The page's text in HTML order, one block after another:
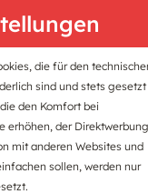
Portal
Kinder
die für den
sind und stets gesetzt
den Komfort bei
erhöhen, der Direktwerbung
mit anderen Websites und
sollen, werden nur